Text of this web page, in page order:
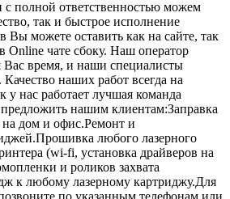
полной ответственностью можем
так и быстрое исполнение
Вы можете оставить как на сайте, так
Online чате сбоку. Наш оператор
Вас время, и наши специалисты
наших работ всегда на
у нас работает лучшая команда
нашим клиентам:Заправка
дом и офис.Ремонт и
любого лазерного
(wi-fi, установка драйверов на
и роликов захвата
к любому лазерному картриджу.Для